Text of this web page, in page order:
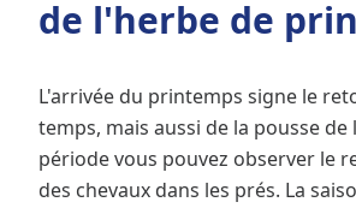
de l'herbe de
L'arrivée du printemps signe le
temps, mais aussi de la pousse
période vous pouvez observer le
des chevaux dans les prés. La